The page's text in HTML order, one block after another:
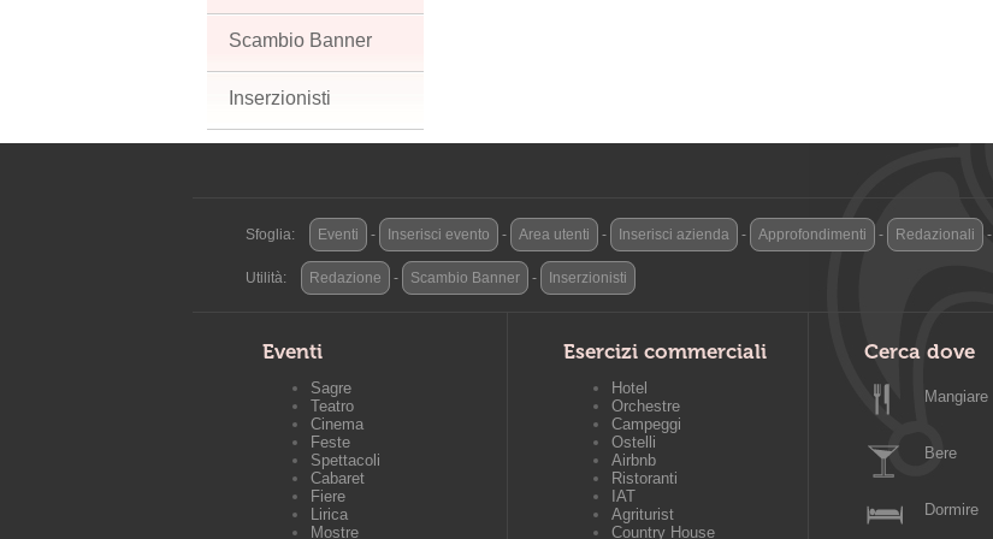
Scambio Banner
Inserzionisti
Sfoglia: Eventi - Inserisci evento - Area utenti - Inserisci azienda - Approfondimenti - Redazionali -
Utilità: Redazione - Scambio Banner - Inserzionisti
Eventi
Sagre
Teatro
Cinema
Feste
Spettacoli
Cabaret
Fiere
Lirica
Mostre
Esercizi commerciali
Hotel
Orchestre
Campeggi
Ostelli
Airbnb
Ristoranti
IAT
Agriturist
Country House
Cerca dove
Mangiare
Bere
Dormire